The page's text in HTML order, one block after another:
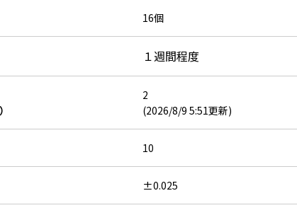
16個
１週間程度
2
(2026/8/9 5:51更新)
10
±0.025